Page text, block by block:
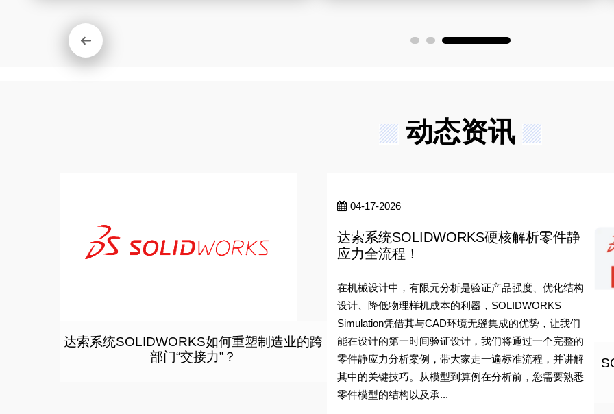
系，为设计工程师、制造工程师、销售工程师和
维...
动态资讯
达索系统SOLIDWORKS如何重塑制造业的跨
部门“交接力”？
04-17-2026
达索系统SOLIDWORKS硬核解析零件静
应力全流程！
在机械设计中，有限元分析是验证产品强度、优化结构
设计、降低物理样机成本的利器，SOLIDWORKS
Simulation凭借其与CAD环境无缝集成的优势，让我们
能在设计的第一时间验证设计，我们将通过一个完整的
零件静应力分析案例，带大家走一遍标准流程，并讲解
其中的关键技巧。从模型到算例在分析前，您需要熟悉
零件模型的结构以及承...